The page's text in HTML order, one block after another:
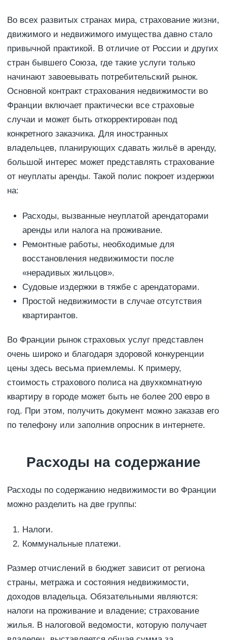
Во всех развитых странах мира, страхование жизни,
движимого и недвижимого имущества давно стало
привычной практикой. В отличие от России и других
стран бывшего Союза, где такие услуги только
начинают завоевывать потребительский рынок.
Основной контракт страхования недвижимости во
Франции включает практически все страховые
случаи и может быть откорректирован под
конкретного заказчика. Для иностранных
владельцев, планирующих сдавать жильё в аренду,
большой интерес может представлять страхование
от неуплаты аренды. Такой полис покроет издержки
на:
Расходы, вызванные неуплатой арендаторами
аренды или налога на проживание.
Ремонтные работы, необходимые для
восстановления недвижимости после
«нерадивых жильцов».
Судовые издержки в тяжбе с арендаторами.
Простой недвижимости в случае отсутствия
квартирантов.
Во Франции рынок страховых услуг представлен
очень широко и благодаря здоровой конкуренции
цены здесь весьма приемлемы. К примеру,
стоимость страхового полиса на двухкомнатную
квартиру в городе может быть не более 200 евро в
год. При этом, получить документ можно заказав его
по телефону или заполнив опросник в интернете.
Расходы на содержание
Расходы по содержанию недвижимости во Франции
можно разделить на две группы:
Налоги.
Коммунальные платежи.
Размер отчислений в бюджет зависит от региона
страны, метража и состояния недвижимости,
доходов владельца. Обязательными являются:
налоги на проживание и владение; страхование
жилья. В налоговой ведомости, которую получает